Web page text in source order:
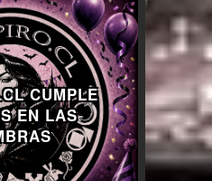
CUMPLE
EN LAS